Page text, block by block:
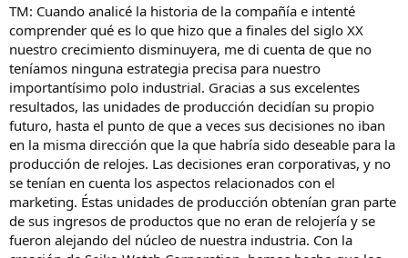
TM: Cuando analicé la historia de la compañía e intenté
comprender qué es lo que hizo que a finales del siglo XX
nuestro crecimiento disminuyera, me di cuenta de que no
teníamos ninguna estrategia precisa para nuestro
importantísimo polo industrial. Gracias a sus excelentes
resultados, las unidades de producción decidían su propio
futuro, hasta el punto de que a veces sus decisiones no iban
en la misma dirección que la que habría sido deseable para la
producción de relojes. Las decisiones eran corporativas, y no
se tenían en cuenta los aspectos relacionados con el
marketing. Éstas unidades de producción obtenían gran parte
de sus ingresos de productos que no eran de relojería y se
fueron alejando del núcleo de nuestra industria. Con la